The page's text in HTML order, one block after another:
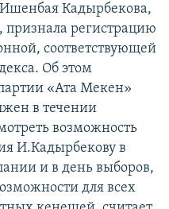
Кадырбекова,
признала регистрацию
соответствующей
Об этом
«Ата Мекен»
в течении
возможность
И.Кадырбекову в
и в день выборов,
для всех